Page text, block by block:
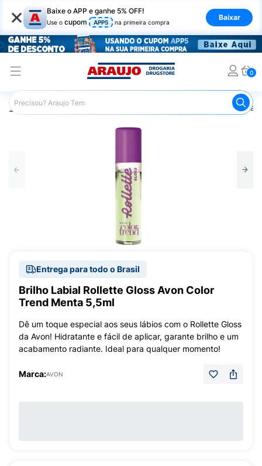
× Baixe o APP e ganhe 5% OFF!
Use o cupom APP5 na primeira compra
Baixar
0
Araujo Maquiagem Brilho
Entrega para todo o Brasil
Brilho Labial Rollette Gloss Avon Color
Trend Menta 5,5ml
Dê um toque especial aos seus lábios com o Rollette Gloss
da Avon! Hidratante e fácil de aplicar, garante brilho e um
acabamento radiante. Ideal para qualquer momento!
Marca:AVON